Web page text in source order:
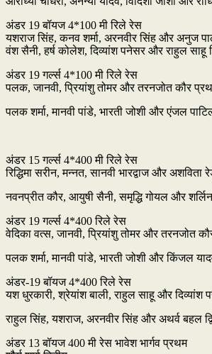
अंडर 19 बॉयज 4*100 मी रिले रेस
यशराज सिंह, कनव शर्मा, अरनवीर सिंह और अनुज
वंश सैनी, हर्ष कोलेश, दिव्यांश पनेसर और राहुल साहू
अंडर 19 गर्ल्स 4*100 मी रिले रेस
पलक‌, जानवी, प्रियांशु तोमर और तरनजोत कौर
पलक शर्मा, मानवी पांडे, भारती जोशी और एंजल पाटिल
अंडर 15 गर्ल्स 4*400 मी रिले रेस
रिद्धिमा सरीन, मन्नत, सानवी भारद्वाज और अशविता
नवनप्रीत कौर, आयुषी सैनी, समृद्धि गोयल और शर्लिन
अंडर 19 गर्ल्स 4*400 रिले रेस
वेदिका वत्स, जानवी, प्रियांशु तोमर और तरनजोत
पलक शर्मा, मानवी पांडे, भारती जोशी और किंजल
अंडर-19 बॉयज 4*400 रिले रेस
यश धुरकारी, श्रेयांश बाली, राहुल साहू और दिव्यांश
राहुल सिंह, यशराज, अरनवीर सिंह और अथर्व बहल
अंडर 13 बॉयज 400 मी रेस भावेश भार्गव प्रथम